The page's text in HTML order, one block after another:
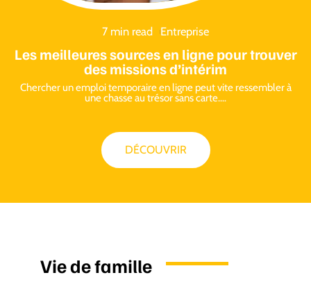
7 min read Entreprise
Les meilleures sources en ligne pour trouver
des missions d’intérim
Chercher un emploi temporaire en ligne peut vite ressembler à
une chasse au trésor sans carte.…
DÉCOUVRIR
Vie de famille